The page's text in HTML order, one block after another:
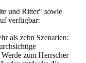
und Ritter" sowie
verfügbar:
als zehn Szenarien:
zum Herrscher